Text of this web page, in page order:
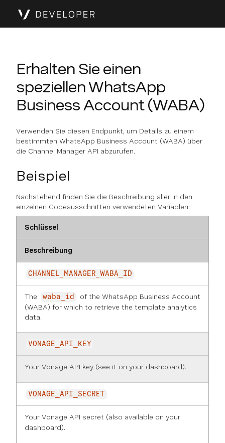
Erhalten Sie einen
speziellen WhatsApp
Business Account (WABA)
Verwenden Sie diesen Endpunkt, um Details zu einem
bestimmten WhatsApp Business Account (WABA) über
die Channel Manager API abzurufen.
Beispiel
Nachstehend finden Sie die Beschreibung aller in den
einzelnen Codeausschnitten verwendeten Variablen:
Schlüssel
Beschreibung
CHANNEL_MANAGER_WABA_ID
The waba_id
of the WhatsApp Business Account
(WABA) for which to retrieve the template analytics
data.
VONAGE_API_KEY
Your Vonage API key (see it on your dashboard).
VONAGE_API_SECRET
Your Vonage API secret (also available on your
dashboard).